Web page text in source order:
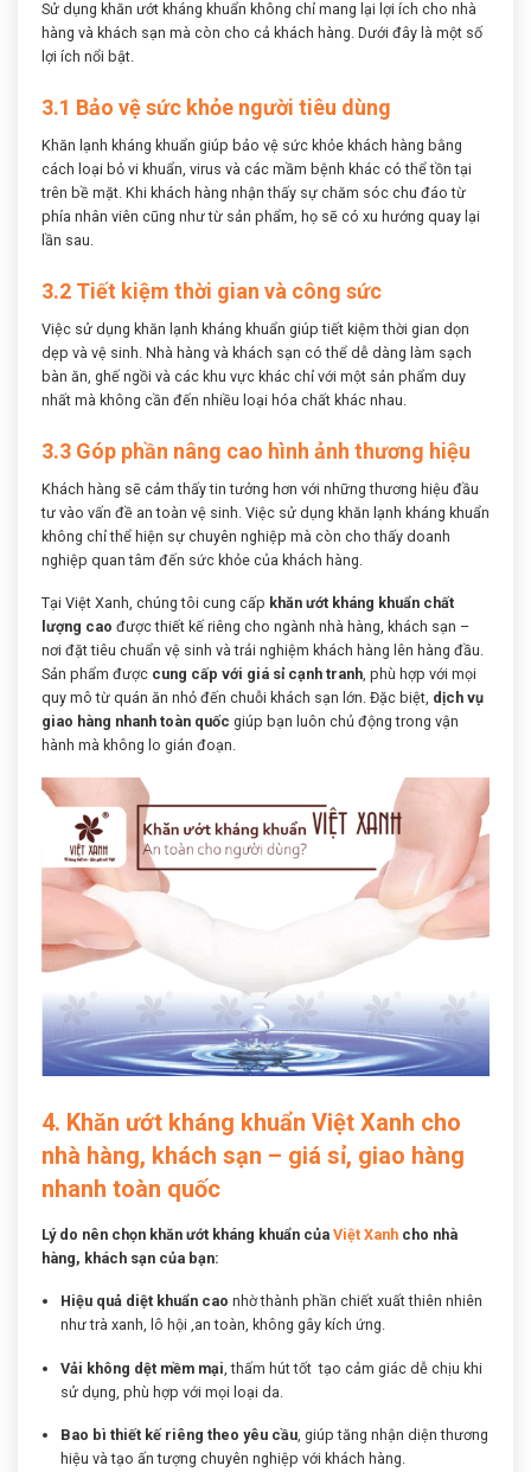
Sử dụng khăn ướt kháng khuẩn không chỉ mang lại lợi ích cho nhà
hàng và khách sạn mà còn cho cả khách hàng. Dưới đây là một số
lợi ích nổi bật.
3.1 Bảo vệ sức khỏe người tiêu dùng
Khăn lạnh kháng khuẩn giúp bảo vệ sức khỏe khách hàng bằng
cách loại bỏ vi khuẩn, virus và các mầm bệnh khác có thể tồn tại
trên bề mặt. Khi khách hàng nhận thấy sự chăm sóc chu đáo từ
phía nhân viên cũng như từ sản phẩm, họ sẽ có xu hướng quay lại
lần sau.
3.2 Tiết kiệm thời gian và công sức
Việc sử dụng khăn lạnh kháng khuẩn giúp tiết kiệm thời gian dọn
dẹp và vệ sinh. Nhà hàng và khách sạn có thể dễ dàng làm sạch
bàn ăn, ghế ngồi và các khu vực khác chỉ với một sản phẩm duy
nhất mà không cần đến nhiều loại hóa chất khác nhau.
3.3 Góp phần nâng cao hình ảnh thương hiệu
Khách hàng sẽ cảm thấy tin tưởng hơn với những thương hiệu đầu
tư vào vấn đề an toàn vệ sinh. Việc sử dụng khăn lạnh kháng khuẩn
không chỉ thể hiện sự chuyên nghiệp mà còn cho thấy doanh
nghiệp quan tâm đến sức khỏe của khách hàng.
Tại Việt Xanh, chúng tôi cung cấp khăn ướt kháng khuẩn chất
lượng cao được thiết kế riêng cho ngành nhà hàng, khách sạn –
nơi đặt tiêu chuẩn vệ sinh và trải nghiệm khách hàng lên hàng đầu.
Sản phẩm được cung cấp với giá sỉ cạnh tranh, phù hợp với mọi
quy mô từ quán ăn nhỏ đến chuỗi khách sạn lớn. Đặc biệt, dịch vụ
giao hàng nhanh toàn quốc giúp bạn luôn chủ động trong vận
hành mà không lo gián đoạn.
4. Khăn ướt kháng khuẩn Việt Xanh cho
nhà hàng, khách sạn – giá sỉ, giao hàng
nhanh toàn quốc
Lý do nên chọn khăn ướt kháng khuẩn của Việt Xanh cho nhà
hàng, khách sạn của bạn:
Hiệu quả diệt khuẩn cao nhờ thành phần chiết xuất thiên nhiên
như trà xanh, lô hội ,an toàn, không gây kích ứng.
Vải không dệt mềm mại , thấm hút tốt tạo cảm giác dễ chịu khi
sử dụng, phù hợp với mọi loại da.
Bao bì thiết kế riêng theo yêu cầu, giúp tăng nhận diện thương
hiệu và tạo ấn tượng chuyên nghiệp với khách hàng.